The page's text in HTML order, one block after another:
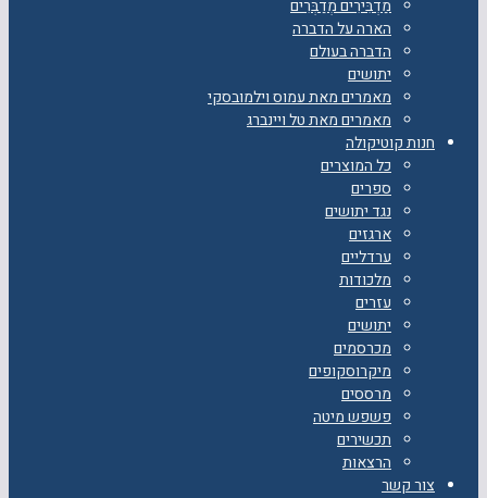
מַדְבִּירִים מְדַבְּרִים
הארה על הדברה
הדברה בעולם
יתושים
מאמרים מאת עמוס וילמובסקי
מאמרים מאת טל ויינברג
חנות קוטיקולה
כל המוצרים
ספרים
נגד יתושים
ארגזים
ערדליים
מלכודות
עזרים
יתושים
מכרסמים
מיקרוסקופים
מרססים
פשפש מיטה
תכשירים
הרצאות
צור קשר